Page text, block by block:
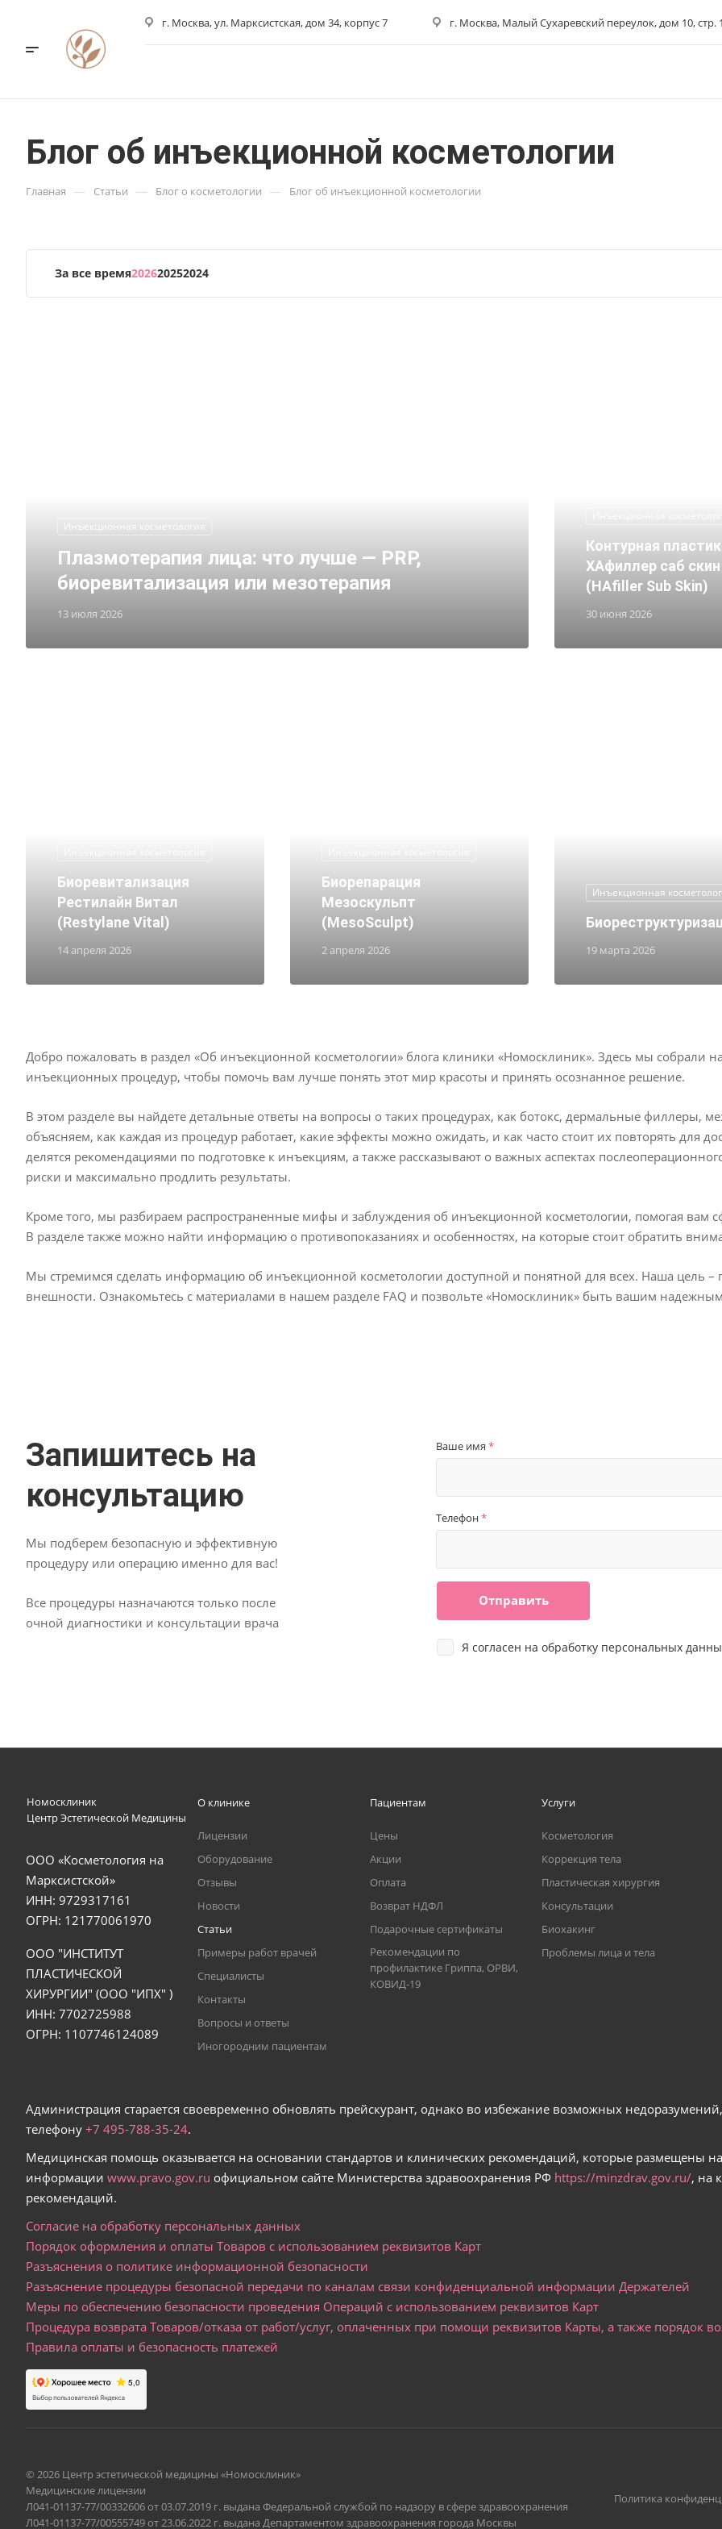
г. Москва, ул. Марксистская, дом 34, корпус 7 г. Москва, Малый Сухаревский переулок, дом 10, стр. 1
Блог об инъекционной косметологии
Главная — Статьи — Блог о косметологии — Блог об инъекционной косметологии
За все время202620252024
Инъекционная косметология
13 июля 2026
Плазмотерапия лица: что лучше — PRP,
биоревитализация или мезотерапия
30 июня 2026
Контурная
ХАфиллер саб скин
(HAfiller Sub Skin)
14 апреля 2026
Биоревитализация
Рестилайн Витал
(Restylane Vital)
2 апреля 2026
Биорепарация
Мезоскульпт
(MesoSculpt)
Инъекционная
19 марта 2026
Добро пожаловать в раздел «Об инъекционной косметологии» блога клиники «Номосклиник». Здесь мы собрали
инъекционных процедур, чтобы помочь вам лучше понять этот мир красоты и принять осознанное решение.
В этом разделе вы найдете детальные ответы на вопросы о таких процедурах, как ботокс, дермальные филлеры,
объясняем, как каждая из процедур работает, какие эффекты можно ожидать, и как часто стоит их повторять для
делятся рекомендациями по подготовке к инъекциям, а также рассказывают о важных аспектах
риски и максимально продлить результаты.
Кроме того, мы разбираем распространенные мифы и заблуждения об инъекционной косметологии, помогая вам
В разделе также можно найти информацию о противопоказаниях и особенностях, на которые стоит обратить
Мы стремимся сделать информацию об инъекционной косметологии доступной и понятной для всех. Наша цель
внешности. Ознакомьтесь с материалами в нашем разделе FAQ и позвольте «Номосклиник» быть вашим
Запишитесь на
консультацию
Мы подберем безопасную и эффективную
процедуру или операцию именно для вас!
Все процедуры назначаются только после
очной диагностики и консультации врача
Ваше имя *
Телефон*
Я согласен на обработку персональных
Отправить
Номосклиник
Центр Эстетической Медицины
ООО «Косметология на
Марксистской»
ИНН: 9729317161
ОГРН: 121770061970
ООО "ИНСТИТУТ
ПЛАСТИЧЕСКОЙ
ХИРУРГИИ" (ООО "ИПХ" )
ИНН: 7702725988
ОГРН: 1107746124089
О клинике
Лицензии
Оборудование
Отзывы
Новости
Статьи
Примеры работ врачей
Специалисты
Контакты
Вопросы и ответы
Иногородним пациентам
Пациентам
Цены
Акции
Оплата
Возврат НДФЛ
Подарочные сертификаты
Рекомендации по
профилактике Гриппа, ОРВИ,
КОВИД-19
Услуги
Косметология
Коррекция тела
Пластическая хирургия
Консультации
Биохакинг
Проблемы лица и тела
Администрация старается своевременно обновлять прейскурант, однако во избежание возможных
телефону +7 495-788-35-24.
Медицинская помощь оказывается на основании стандартов и клинических рекомендаций, которые размещены
информации www.pravo.gov.ru официальном сайте Министерства здравоохранения РФ https://minzdrav.gov.ru/, на
рекомендаций.
Согласие на обработку персональных данных
Порядок оформления и оплаты Товаров с использованием реквизитов Карт
Разъяснения о политике информационной безопасности
Разъяснение процедуры безопасной передачи по каналам связи конфиденциальной информации Держателей
Меры по обеспечению безопасности проведения Операций с использованием реквизитов Карт
Процедура возврата Товаров/отказа от работ/услуг, оплаченных при помощи реквизитов Карты, а также порядок
Правила оплаты и безопасность платежей
© 2026 Центр эстетической медицины «Номосклиник»
Медицинские лицензии
Л041-01137-77/00332606 от 03.07.2019 г. выдана Федеральной службой по надзору в сфере здравоохранения
Л041-01137-77/00555749 от 23.06.2022 г. выдана Департаментом здравоохранения города Москвы
Политика